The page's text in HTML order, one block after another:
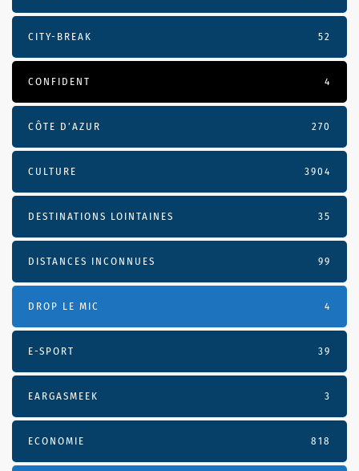
CITY-BREAK 52
CONFIDENT 4
CÔTE D’AZUR 270
CULTURE 3904
DESTINATIONS LOINTAINES 35
DISTANCES INCONNUES 99
DROP LE MIC 4
E-SPORT 39
EARGASMEEK 3
ECONOMIE 818